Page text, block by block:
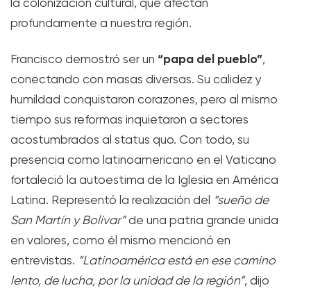
la colonización cultural, que afectan
profundamente a nuestra región.
Francisco demostró ser un “papa del pueblo”,
conectando con masas diversas. Su calidez y
humildad conquistaron corazones, pero al mismo
tiempo sus reformas inquietaron a sectores
acostumbrados al status quo. Con todo, su
presencia como latinoamericano en el Vaticano
fortaleció la autoestima de la Iglesia en América
Latina. Representó la realización del “sueño de
San Martín y Bolívar”de una patria grande unida
en valores, como él mismo mencionó en
entrevistas. “Latinoamérica está en ese camino
lento, de lucha, por la unidad de la región”, dijo